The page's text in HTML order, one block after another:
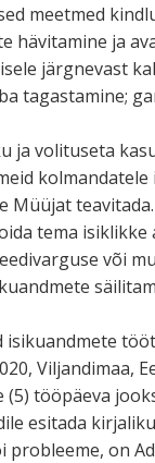
meetmed
hävitamine ja
järgnevast
tagas­tamine;
ja volituseta
Müüjat teavitada.
tema isiklikke
või
Viljan­dimaa,
tööpäeva
esitada
on